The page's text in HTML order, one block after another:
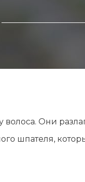
Они
шпателя,